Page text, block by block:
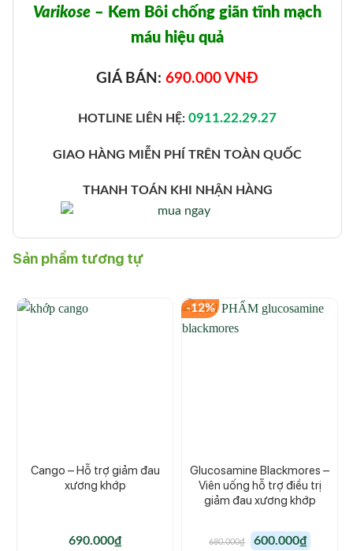
Varikose – Kem Bôi chống giãn tĩnh mạch
máu hiệu quả
GIÁ BÁN: 690.000 VNĐ
HOTLINE LIÊN HỆ: 0911.22.29.27
GIAO HÀNG MIỄN PHÍ TRÊN TOÀN QUỐC
THANH TOÁN KHI NHẬN HÀNG
Sản phẩm tương tự
Cango – Hỗ trợ giảm đau
xương khớp
690.000₫
-12%
Glucosamine Blackmores –
Viên uống hỗ trợ điều trị
giảm đau xương khớp
680.000₫
Giá
gốc
600.000₫ hiện